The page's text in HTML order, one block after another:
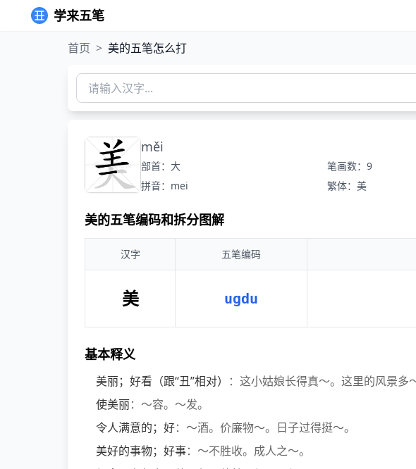
学来五笔
首页 > 美的五笔怎么打
měi
部首：大 笔画数：9
拼音：mei
繁体：美
美的五笔编码和拆分图解
汉字 五笔编码
美 ugdu
基本释义
美丽；好看（跟“丑”相对）
：这小姑娘长得真～。这里的风景多
使美丽：～容。～发。
令人满意的；好：～酒。价廉物～。日子过得挺～。
美好的事物；好事：～不胜收。成人之～。